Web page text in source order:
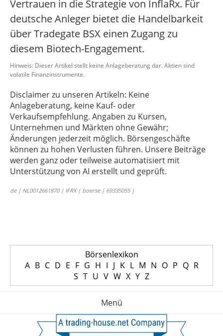
Vertrauen in die Strategie von InflaRx. Für
deutsche Anleger bietet die Handelbarkeit
über Tradegate BSX einen Zugang zu
diesem Biotech-Engagement.
Hinweis: Dieser Artikel stellt keine Anlageberatung dar. Aktien sind
volatile Finanzinstrumente.
Disclaimer zu unseren Artikeln: Keine
Anlageberatung, keine Kauf- oder
Verkaufsempfehlung. Angaben zu Kursen,
Unternehmen und Märkten ohne Gewähr;
Änderungen jederzeit möglich. Börsengeschäfte
können zu hohen Verlusten führen. Unsere Beiträge
werden ganz oder teilweise automatisiert mit
Unterstützung von AI erstellt und geprüft.
de | NL0012661870 | IFRX | boerse | 69335055 |
Börsenlexikon
A B C D E F G H I J K L M N O P Q R
S T U V W X Y Z
Menü